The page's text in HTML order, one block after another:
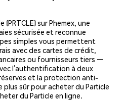
sur Phemex, une
sécurisée et reconnue
simples vous permettent
avec des cartes de crédit,
ou fournisseurs tiers —
l’authentification à deux
et la protection anti-
plus sûr pour acheter du Particle
du Particle en ligne.